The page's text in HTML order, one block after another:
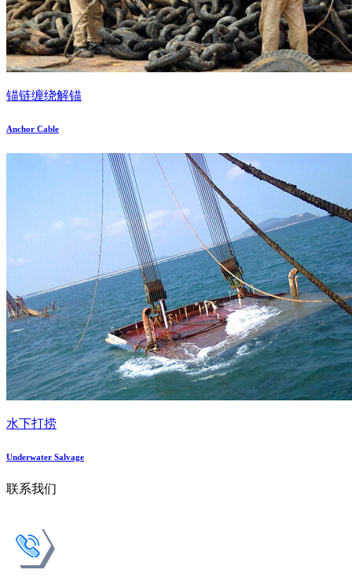
锚链缠绕解锚
Anchor Cable
水下打捞
Underwater Salvage
联系我们